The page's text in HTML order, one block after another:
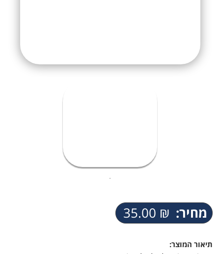
מחיר: 35.00 ₪
תיאור המוצר: